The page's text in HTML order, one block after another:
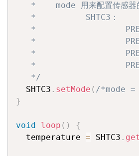
*    mode 用来配置传感器
   *          SHTC3：
*
*
*
*
   */
  SHTC3
. setMode ( /*mode
}
void loop ( )
{
  temperature
= SHTC3 .